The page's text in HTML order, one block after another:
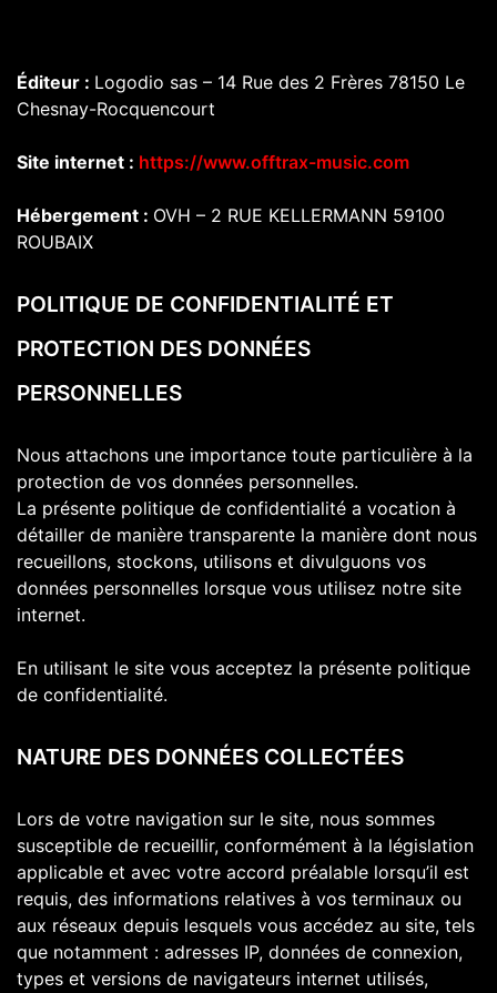
Éditeur : Logodio sas – 14 Rue des 2 Frères 78150 Le
Chesnay-Rocquencourt
Site internet : https://www.offtrax-music.com
Hébergement : OVH – 2 RUE KELLERMANN 59100
ROUBAIX
POLITIQUE DE CONFIDENTIALITÉ ET
PROTECTION DES DONNÉES
PERSONNELLES
Nous attachons une importance toute particulière à la
protection de vos données personnelles.
La présente politique de confidentialité a vocation à
détailler de manière transparente la manière dont nous
recueillons, stockons, utilisons et divulguons vos
données personnelles lorsque vous utilisez notre site
internet.
En utilisant le site vous acceptez la présente politique
de confidentialité.
NATURE DES DONNÉES COLLECTÉES
Lors de votre navigation sur le site, nous sommes
susceptible de recueillir, conformément à la législation
applicable et avec votre accord préalable lorsqu’il est
requis, des informations relatives à vos terminaux ou
aux réseaux depuis lesquels vous accédez au site, tels
que notamment : adresses IP, données de connexion,
types et versions de navigateurs internet utilisés,